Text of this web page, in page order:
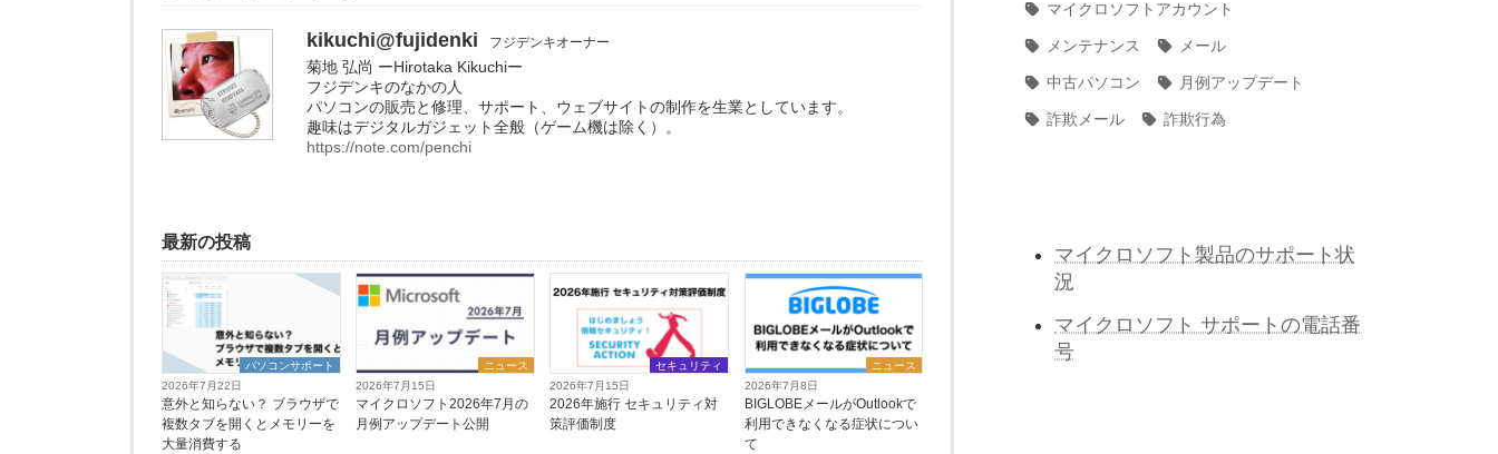
kikuchi@fujidenki フジデンキオーナー
菊地 弘尚 ーHirotaka Kikuchiー
フジデンキのなかの人
パソコンの販売と修理、サポート、ウェブサイトの制作を生業としています。
趣味はデジタルガジェット全般（ゲーム機は除く）。
https://note.com/penchi
最新の投稿
パソコンサポート
2026年7月22日
意外と知らない？ ブラウザで
複数タブを開くとメモリーを
大量消費する
ニュース
2026年7月15日
マイクロソフト2026年7月の
月例アップデート公開
セキュリティ
2026年7月15日
2026年施行 セキュリティ対
策評価制度
ニュース
2026年7月8日
BIGLOBEメールがOutlookで
利用できなくなる症状につい
て
マイクロソフトアカウント
メンテナンス メール
中古パソコン 月例アップデート
詐欺メール 詐欺行為
マイクロソフト製品のサポート状
況
マイクロソフト サポートの電話番
号